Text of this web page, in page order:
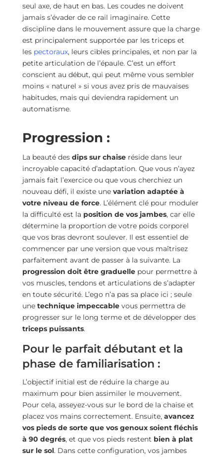
seul axe, de haut en bas. Les coudes ne doivent
jamais s’évader de ce rail imaginaire. Cette
discipline dans le mouvement assure que la charge
est principalement supportée par les triceps et
les pectoraux, leurs cibles principales, et non par la
petite articulation de l’épaule. C’est un effort
conscient au début, qui peut même vous sembler
moins « naturel » si vous avez pris de mauvaises
habitudes, mais qui deviendra rapidement un
automatisme.
Progression :
La beauté des dips sur chaiseréside dans leur
incroyable capacité d’adaptation. Que vous n’ayez
jamais fait l’exercice ou que vous cherchiez un
nouveau défi, il existe une variation adaptée à
votre niveau de force. L’élément clé pour moduler
la difficulté est la position de vos jambes, car elle
détermine la proportion de votre poids corporel
que vos bras devront soulever. Il est essentiel de
commencer par une version que vous maîtrisez
parfaitement avant de passer à la suivante. La
progression doit être graduellepour permettre à
vos muscles, tendons et articulations de s’adapter
en toute sécurité. L’ego n’a pas sa place ici ; seule
une technique impeccablevous permettra de
progresser sur le long terme et de développer des
triceps puissants.
Pour le parfait débutant et la
phase de familiarisation :
L’objectif initial est de réduire la charge au
maximum pour bien assimiler le mouvement.
Pour cela, asseyez-vous sur le bord de la chaise et
placez vos mains correctement. Ensuite, avancez
vos pieds de sorte que vos genoux soient fléchis
à 90 degrés, et que vos pieds restent bien à plat
sur le sol. Dans cette configuration, vos jambes